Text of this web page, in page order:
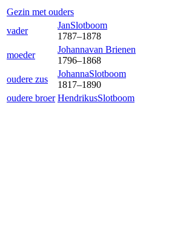
Gezin met ouders
vader
JanSlotboom
1787–1878
moeder
Johannavan Brienen
1796–1868
oudere zus
JohannaSlotboom
1817–1890
oudere broer HendrikusSlotboom